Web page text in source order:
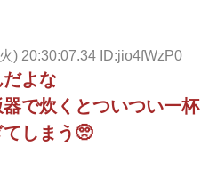
) 20:30:07.34 ID:jio4fWzP0
よな
で炊くとついつい一杯
しまう🥺